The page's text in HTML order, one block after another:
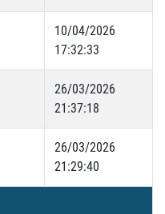
10/04/2026
17:32:33
26/03/2026
21:37:18
26/03/2026
21:29:40